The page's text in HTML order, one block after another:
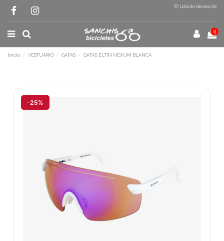
Lista de deseos (0)
0
Inicio VESTUARIO GAFAS GAFAS ELTIN NEXUM BLANCA
-25%
BLANCA